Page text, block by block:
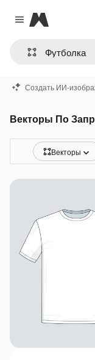
Close menu
Magnific
Создать ИИ-
Векторы По
Векторы